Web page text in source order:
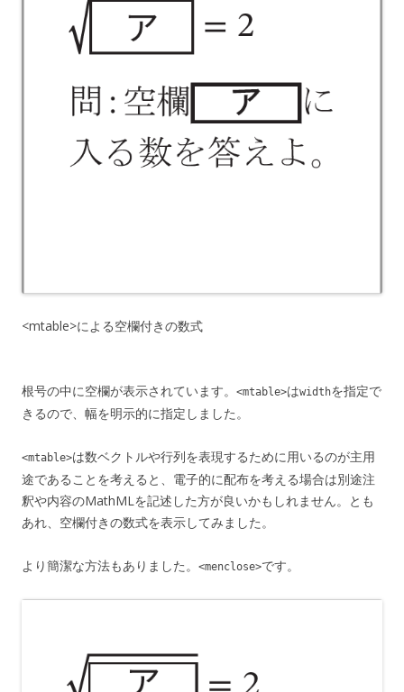
<mtable>による空欄付きの数式
根号の中に空欄が表示されています。 <mtable>はwidthを指定で
きるので、幅を明示的に指定しました。
<mtable>は数ベクトルや行列を表現するために用いるのが主用
途であることを考えると、電子的に配布を考える場合は別途注
釈や内容のMathMLを記述した方が良いかもしれません。とも
あれ、空欄付きの数式を表示してみました。
より簡潔な方法もありました。 <menclose>です。